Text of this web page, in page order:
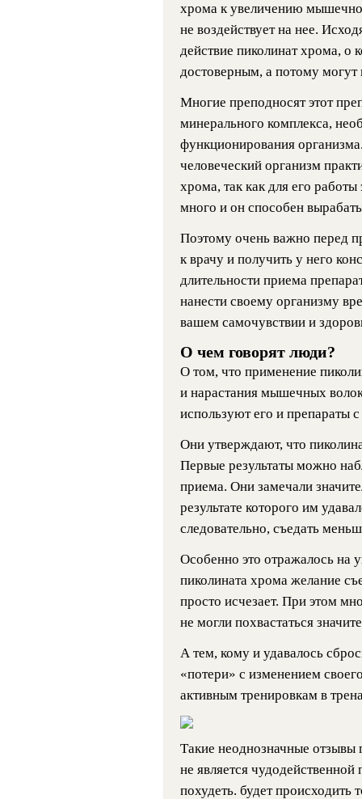
хрома к увеличению
не воздействует на нее.
действие пиколинат хрома, о
достоверным, а потому
Многие преподносят этот
минерального комплекса,
функционирования
человеческий организм
хрома, так как для его
много и он способен
Поэтому очень важно перед
к врачу и получить у него
длительности приема
нанести своему организму
вашем самочувствии и
О чем говорят люди?
О том, что применение
и нарастания мышечных
используют его и препараты
Они утверждают, что
Первые результаты можно
приема. Они замечали
результате которого им
следовательно, съедать
Особенно это отражалось на
пиколината хрома желание
просто исчезает. При этом
не могли похвастаться
А тем, кому и удавалось
«потери» с изменением
активным тренировкам в
Такие неоднозначные
не является
похудеть. будет происходить